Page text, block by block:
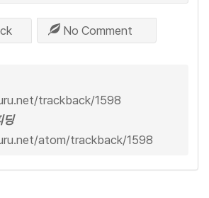
No Comment
trackback/1598
딩
atom/trackback/1598